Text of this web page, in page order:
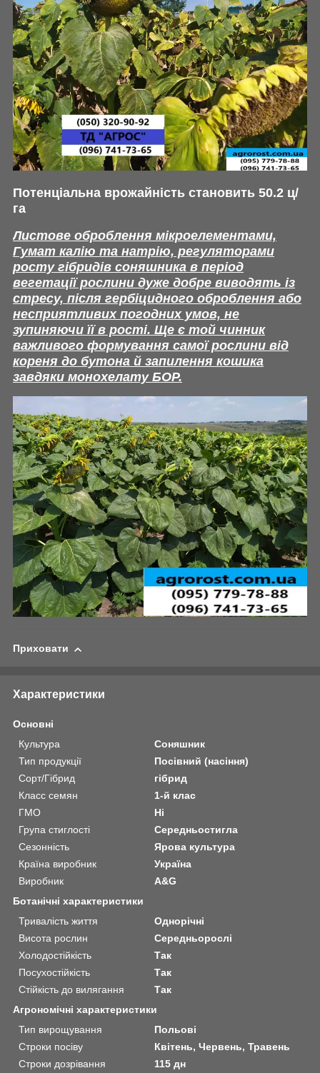
Потенціальна врожайність становить 50.2 ц/
га
Листове оброблення мікроелементами,
Гумат калію та натрію, регуляторами
росту гібридів соняшника в період
вегетації рослини дуже добре виводять із
стресу, після гербіцидного оброблення або
несприятливих погодних умов, не
зупиняючи її в рості. Ще є той чинник
важливого формування самої рослини від
кореня до бутона й запилення кошика
завдяки монохелату БОР.
Приховати
Характеристики
Основні
Культура
Соняшник
Тип продукції
Посівний (насіння)
Сорт/Гібрид
гібрид
Класс семян
1-й клас
ГМО
Ні
Група стиглості
Середньостигла
Сезонність
Ярова культура
Країна виробник
Україна
Виробник
A&G
Ботанічні характеристики
Тривалість життя
Однорічні
Висота рослин
Середньорослі
Холодостійкість
Так
Посухостійкість
Так
Стійкість до вилягання
Так
Агрономічні характеристики
Тип вирощування
Польові
Строки посіву
Квітень, Червень, Травень
Строки дозрівання
115 дн